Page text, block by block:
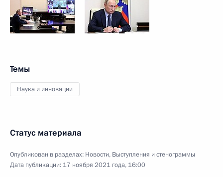
Темы
Наука и инновации
Статус материала
Опубликован в разделах: Новости, Выступления и стенограммы
Дата публикации: 17 ноября 2021 года, 16:00